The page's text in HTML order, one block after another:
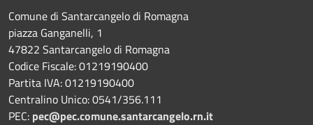
Comune di Santarcangelo di Romagna
piazza Ganganelli, 1
47822 Santarcangelo di Romagna
Codice Fiscale: 01219190400
Partita IVA: 01219190400
Centralino Unico: 0541/356.111
PEC: pec@pec.comune.santarcangelo.rn.it